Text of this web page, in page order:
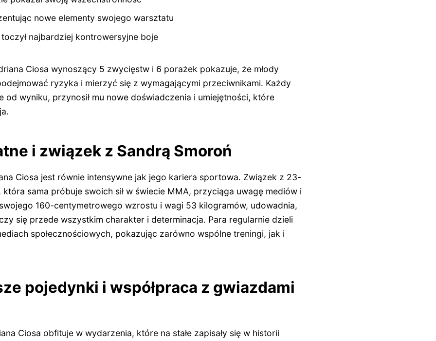
nowe elementy swojego warsztatu
najbardziej kontrowersyjne boje
Ciosa wynoszący 5 zwycięstw i 6 porażek pokazuje, że młody
ryzyka i mierzyć się z wymagającymi przeciwnikami. Każdy
od wyniku, przynosił mu nowe doświadczenia i umiejętności, które
i związek z Sandrą Smoroń
Ciosa jest równie intensywne jak jego kariera sportowa. Związek z 23-
która sama próbuje swoich sił w świecie MMA, przyciąga uwagę mediów i
160-centymetrowego wzrostu i wagi 53 kilogramów, udowadnia,
się przede wszystkim charakter i determinacja. Para regularnie dzieli
społecznościowych, pokazując zarówno wspólne treningi, jak i
pojedynki i współpraca z gwiazdami
Ciosa obfituje w wydarzenia, które na stałe zapisały się w historii